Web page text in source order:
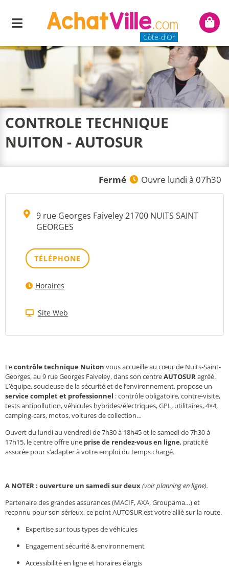
Menu
Côte-d'Or
Mon
CONTROLE TECHNIQUE
NUITON - AUTOSUR
Fermé Ouvre lundi à 07h30
9 rue Georges Faiveley 21700 NUITS SAINT
GEORGES
TÉLÉPHONE
Horaires
Site Web
Lecontrôle technique Nuiton vous accueille au cœur de Nuits-Saint-
Georges, au 9 rue Georges Faiveley, dans son centreAUTOSURagréé.
L’équipe, soucieuse de la sécurité et de l’environnement, propose un
service complet et professionnel : contrôle obligatoire, contre-visite,
tests antipollution, véhicules hybrides/électriques, GPL, utilitaires, 4×4,
camping-cars, motos, voitures de collection…
Ouvert du lundi au vendredi de 7h30 à 18h45 et le samedi de7h30 à
17h15, le centre offre une prise de rendez-vous en ligne, praticité
assurée pour s’adapter à votre emploi du temps chargé.
A NOTER : ouverture un samedi sur deux(voirplanning en ligne).
Partenaire des grandes assurances (MACIF, AXA, Groupama…) et
reconnu pour son sérieux, ce point AUTOSUR est votre allié sur la route.
Expertise sur tous types de véhicules
Engagement sécurité & environnement
Accessibilité en ligne et horaires élargis